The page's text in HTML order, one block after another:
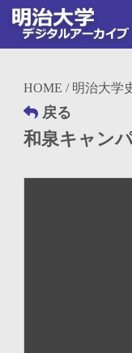
HOME / 明治大学
戻る
和泉キャン